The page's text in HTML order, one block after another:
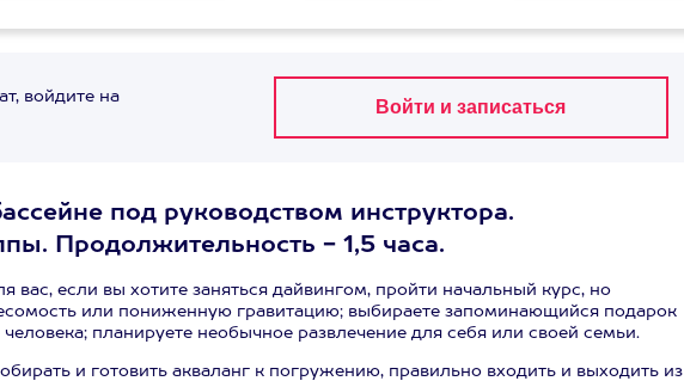
войдите на
под руководством инструктора.
Продолжительность - 1,5 часа.
вас, если вы хотите заняться дайвингом, пройти начальный курс, но
или пониженную гравитацию; выбираете запоминающийся подарок
планируете необычное развлечение для себя или своей семьи.
и готовить акваланг к погружению, правильно входить и выходить из